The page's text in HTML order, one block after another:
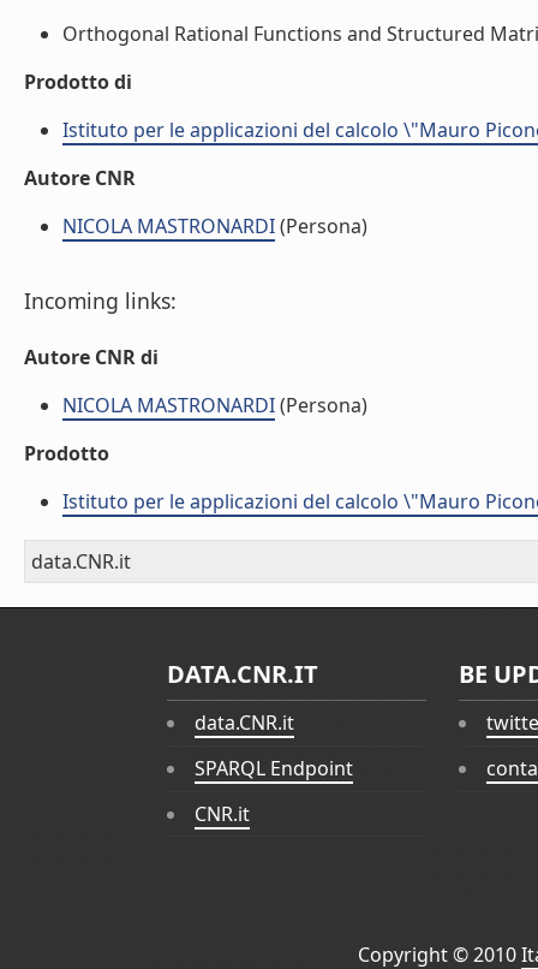
Orthogonal Rational Functions and Structured
Prodotto di
Istituto per le applicazioni del calcolo \"Mauro
Autore CNR
NICOLA MASTRONARDI(Persona)
Incoming links:
Autore CNR di
NICOLA MASTRONARDI(Persona)
Prodotto
Istituto per le applicazioni del calcolo \"Mauro
data.CNR.it
DATA.CNR.IT
data.CNR.it
SPARQL Endpoint
CNR.it
BE
Copyright © 2010